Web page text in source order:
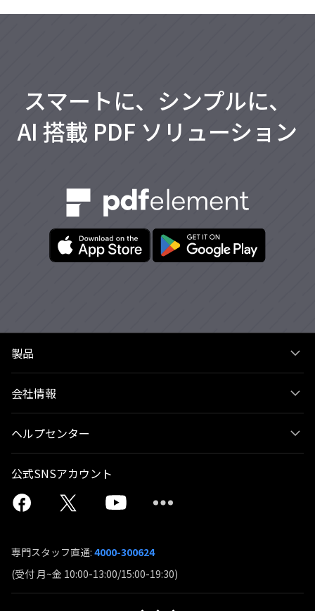
スマートに、シンプルに、
AI 搭載 PDF ソリューション
製品
会社情報
ヘルプセンター
公式SNSアカウント
専門スタッフ直通: 4000-300624
(受付 月~金 10:00-13:00/15:00-19:30)